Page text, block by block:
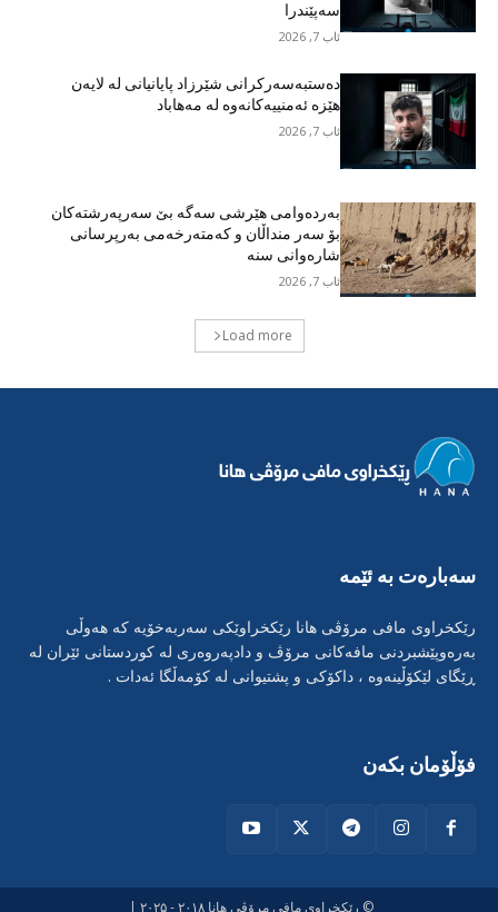
سەپێندرا
ئاب 7, 2026
دەستبەسەرکرانی شێرزاد پایانیانی لە لایەن
هێزە ئەمنییەکانەوە لە مەهاباد
ئاب 7, 2026
بەردەوامی هێرشی سەگە بێ سەرپەرشتەکان
بۆ سەر منداڵان و کەمتەرخەمی بەرپرسانی
شارەوانی سنە
ئاب 7, 2026
Load more
فۆڵۆمان بکەن
سەبارەت بە ئێمە
رێکخراوی مافی مرۆڤی هانا رێکخراوێکی سەربەخۆیە کە هەوڵی
بەرەوپێشبردنی مافەکانی مرۆڤ و دادپەروەری لە کوردستانی ئێران لە
ڕێگای لێکۆڵینەوە ، داکۆکی و پشتیوانی لە کۆمەڵگا ئەدات .
© رێکخراوی مافی مرۆڤی هانا ۲۰۱۸ - ۲۰۲۵ |